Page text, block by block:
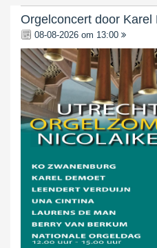
Orgelconcert door Karel
08-08-2026 om 13:00